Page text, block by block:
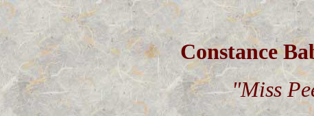
Constance
"Miss